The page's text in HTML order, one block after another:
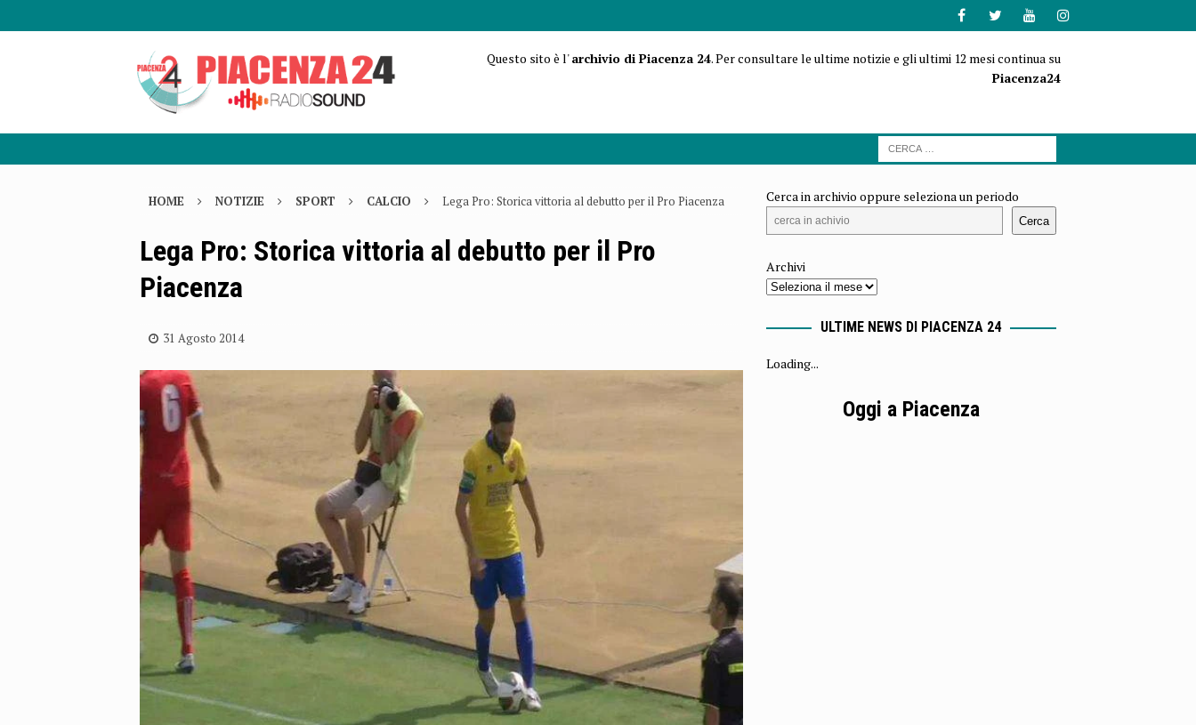
Questo sito è l'archivio di Piacenza 24. Per consultare le ultime notizie e gli ultimi 12 mesi continua su
Piacenza24
HOME NOTIZIE SPORT CALCIO Lega Pro: Storica vittoria al debutto per il Pro Piacenza
Lega Pro: Storica vittoria al debutto per il Pro
Piacenza
31 Agosto 2014
Cerca in archivio oppure seleziona un periodo
Cerca
Archivi
ULTIME NEWS DI PIACENZA 24
Loading...
Oggi a Piacenza